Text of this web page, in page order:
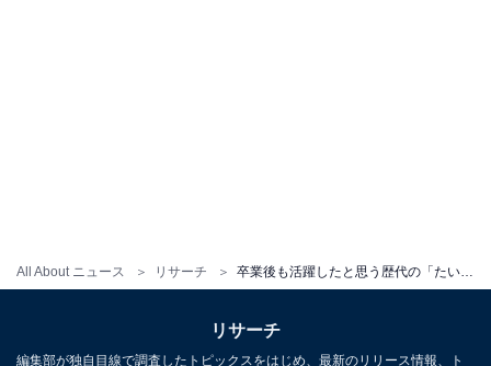
All About ニュース リサーチ
※回答者からのコメントは原文ママです
リサーチ
編集部が独自目線で調査したトピックスをはじめ、最新のリリース情報、ト